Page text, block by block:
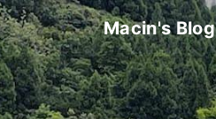
Macin's Blog